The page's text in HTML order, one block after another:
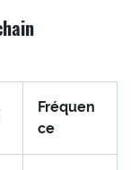
Fréquen
ce